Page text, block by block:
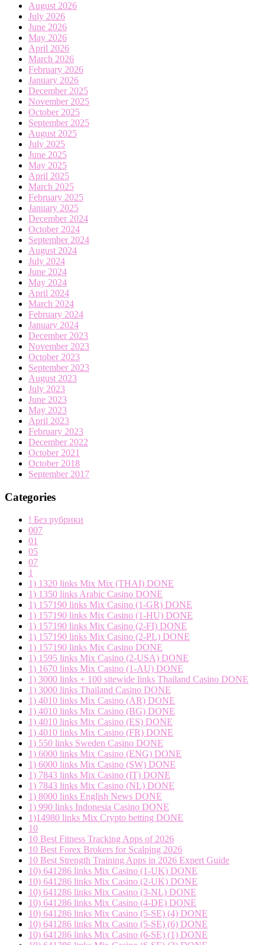
August 2026
July 2026
June 2026
May 2026
April 2026
March 2026
February 2026
January 2026
December 2025
November 2025
October 2025
September 2025
August 2025
July 2025
June 2025
May 2025
April 2025
March 2025
February 2025
January 2025
December 2024
October 2024
September 2024
August 2024
July 2024
June 2024
May 2024
April 2024
March 2024
February 2024
January 2024
December 2023
November 2023
October 2023
September 2023
August 2023
July 2023
June 2023
May 2023
April 2023
February 2023
December 2022
October 2021
October 2018
September 2017
Categories
! Без рубрики
007
01
05
07
1
1) 1320 links Mix Mix (THAI) DONE
1) 1350 links Arabic Casino DONE
1) 157190 links Mix Casino (1-GR) DONE
1) 157190 links Mix Casino (1-HU) DONE
1) 157190 links Mix Casino (2-FI) DONE
1) 157190 links Mix Casino (2-PL) DONE
1) 157190 links Mix Casino DONE
1) 1595 links Mix Casino (2-USA) DONE
1) 1670 links Mix Casino (1-AU) DONE
1) 3000 links + 100 sitewide links Thailand Casino DONE
1) 3000 links Thailand Casino DONE
1) 4010 links Mix Casino (AR) DONE
1) 4010 links Mix Casino (BG) DONE
1) 4010 links Mix Casino (ES) DONE
1) 4010 links Mix Casino (FR) DONE
1) 550 links Sweden Casino DONE
1) 6000 links Mix Casino (ENG) DONE
1) 6000 links Mix Casino (SW) DONE
1) 7843 links Mix Casino (IT) DONE
1) 7843 links Mix Casino (NL) DONE
1) 8000 links English News DONE
1) 990 links Indonesia Casino DONE
1)14980 links Mix Crypto betting DONE
10
10 Best Fitness Tracking Apps of 2026
10 Best Forex Brokers for Scalping 2026
10 Best Strength Training Apps in 2026 Expert Guide
10) 641286 links Mix Casino (1-UK) DONE
10) 641286 links Mix Casino (2-UK) DONE
10) 641286 links Mix Casino (3-NL) DONE
10) 641286 links Mix Casino (4-DE) DONE
10) 641286 links Mix Casino (5-SE) (4) DONE
10) 641286 links Mix Casino (5-SE) (6) DONE
10) 641286 links Mix Casino (6-SE) (1) DONE